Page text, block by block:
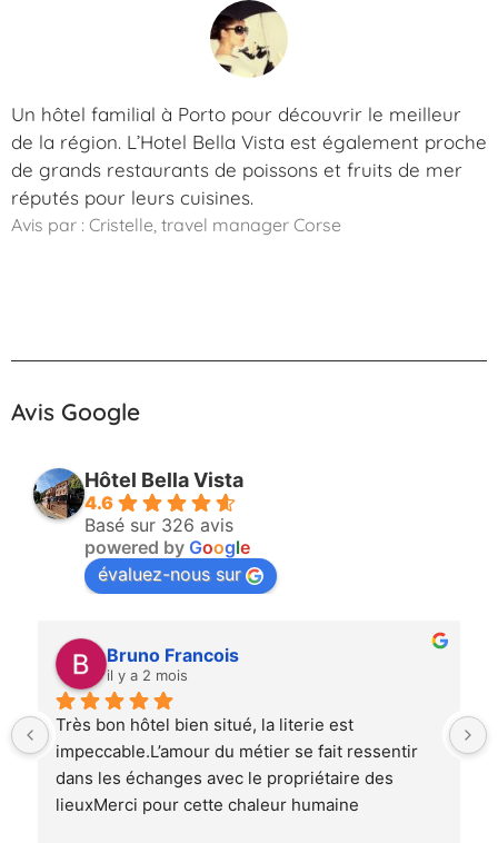
Un hôtel familial à Porto pour découvrir le meilleur
de la région. L’Hotel Bella Vista est également proche
de grands restaurants de poissons et fruits de mer
réputés pour leurs cuisines.
Avis par : Cristelle, travel manager Corse
Avis Google
Hôtel Bella Vista
4.6
Basé sur 326 avis
powered by Google
évaluez-nous sur
Bruno Francois
il y a 2 mois
Très bon hôtel bien situé, la literie est
impeccable.L’amour du métier se fait ressentir
dans les échanges avec le propriétaire des
lieuxMerci pour cette chaleur humaine